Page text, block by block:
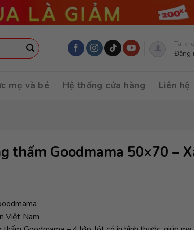
Tài
Đăng
mẹ và bé Hệ thống cửa hàng Liên hệ
thấm Goodmama 50×70 –
Việt Nam